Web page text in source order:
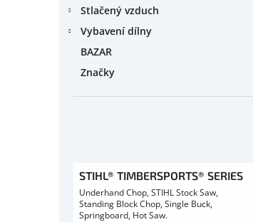
Stlačený vzduch
Vybavení dílny
BAZAR
Značky
STIHL® TIMBERSPORTS® SERIES
Underhand Chop, STIHL Stock Saw,
Standing Block Chop, Single Buck,
Springboard, Hot Saw.